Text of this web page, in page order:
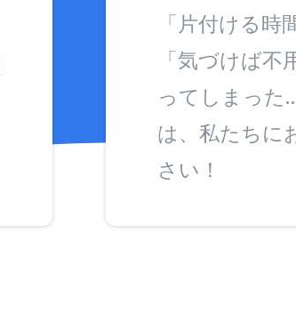
「片付ける時
「気づけば不
ってしまった
は、私たちに
さい！